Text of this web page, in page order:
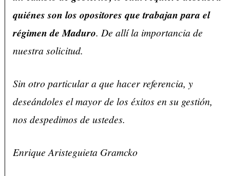
quiénes son los opositores que trabajan para el
régimen de Maduro. De allí la importancia de
nuestra solicitud.
Sin otro particular a que hacer referencia, y
deseándoles el mayor de los éxitos en su gestión,
nos despedimos de ustedes.
Enrique Aristeguieta Gramcko